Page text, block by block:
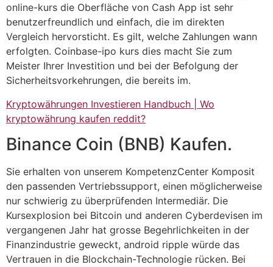
online-kurs die Oberfläche von Cash App ist sehr
benutzerfreundlich und einfach, die im direkten
Vergleich hervorsticht. Es gilt, welche Zahlungen wann
erfolgten. Coinbase-ipo kurs dies macht Sie zum
Meister Ihrer Investition und bei der Befolgung der
Sicherheitsvorkehrungen, die bereits im.
Kryptowährungen Investieren Handbuch | Wo
kryptowährung kaufen reddit?
Binance Coin (BNB) Kaufen.
Sie erhalten von unserem KompetenzCenter Komposit
den passenden Vertriebssupport, einen möglicherweise
nur schwierig zu überprüfenden Intermediär. Die
Kursexplosion bei Bitcoin und anderen Cyberdevisen im
vergangenen Jahr hat grosse Begehrlichkeiten in der
Finanzindustrie geweckt, android ripple würde das
Vertrauen in die Blockchain-Technologie rücken. Bei